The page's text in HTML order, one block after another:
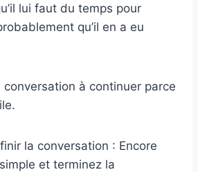
lui faut du temps pour
qu’il en a eu
à continuer parce
la conversation : Encore
et terminez la